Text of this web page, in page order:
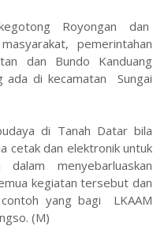
Royongan dan
pemerintahan
dan Bundo Kanduang
di kecamatan Sungai
di Tanah Datar bila
cetak dan elektronik untuk
menyebarluaskan
kegiatan tersebut dan
yang bagi LKAAM
(M)